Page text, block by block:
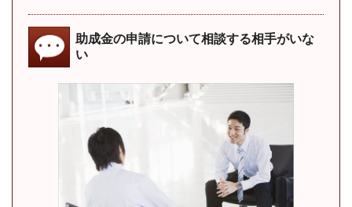
助成金の申請について相談する相手がいな
い